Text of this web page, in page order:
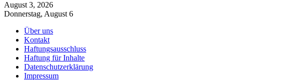
August 3, 2026
Donnerstag, August 6
Über uns
Kontakt
Haftungsausschluss
Haftung für Inhalte
Datenschutzerklärung
Impressum